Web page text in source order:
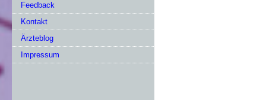
Feedback
Kontakt
Ärzteblog
Impressum